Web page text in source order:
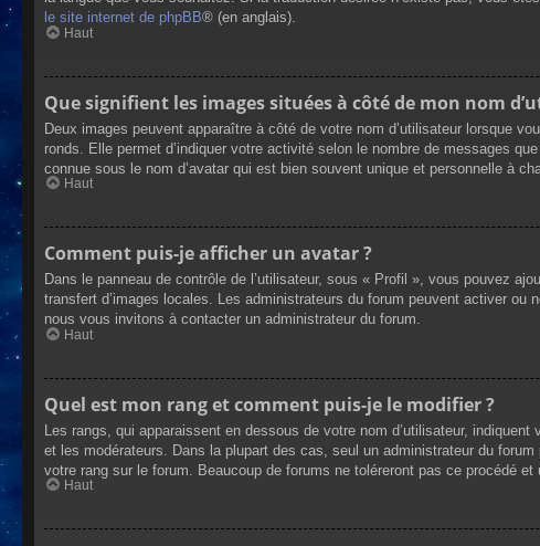
le site internet de phpBB® (en anglais).
Haut
Que signifient les images situées à côté de mon nom
Deux images peuvent apparaître à côté de votre nom d’utilisateur lorsque
ronds. Elle permet d’indiquer votre activité selon le nombre de messages
connue sous le nom d’avatar qui est bien souvent unique et personnelle à
Haut
Comment puis-je afficher un avatar ?
Dans le panneau de contrôle de l’utilisateur, sous « Profil », vous pouvez
transfert d’images locales. Les administrateurs du forum peuvent activer
nous vous invitons à contacter un administrateur du forum.
Haut
Quel est mon rang et comment puis-je le modifier ?
Les rangs, qui apparaissent en dessous de votre nom d’utilisateur,
et les modérateurs. Dans la plupart des cas, seul un administrateur du
votre rang sur le forum. Beaucoup de forums ne toléreront pas ce procédé
Haut